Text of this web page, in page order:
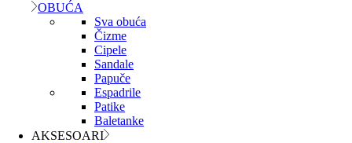
OBUĆA
Sva obuća
Čizme
Cipele
Sandale
Papuče
Espadrile
Patike
Baletanke
AKSESOARI